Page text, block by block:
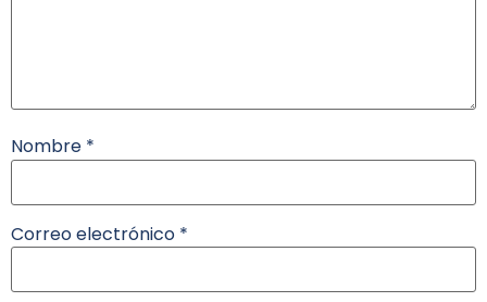
Nombre *
Correo electrónico *